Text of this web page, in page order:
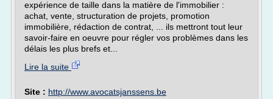
expérience de taille dans la matière de l'immobilier :
achat, vente, structuration de projets, promotion
immobilière, rédaction de contrat, ... ils mettront tout leur
savoir-faire en oeuvre pour régler vos problèmes dans les
délais les plus brefs et...
Lire la suite
Site : http://www.avocatsjanssens.be